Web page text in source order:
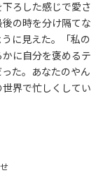
ろした感じで愛さ
の時を分け隔てな
に見えた。「私の
に自分を褒めるテ
た。あなたのやん
界で忙しくしてい